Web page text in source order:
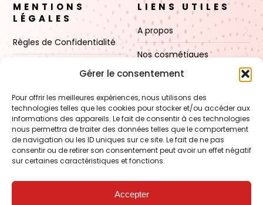
Gérer le consentement
Pour offrir les meilleures expériences, nous utilisons des
technologies telles que les cookies pour stocker et/ou accéder aux
informations des appareils. Le fait de consentir à ces technologies
nous permettra de traiter des données telles que le comportement
de navigation ou les ID uniques sur ce site. Le fait de ne pas
consentir ou de retirer son consentement peut avoir un effet négatif
sur certaines caractéristiques et fonctions.
Accepter
MENTIONS
LÉGALES
Règles de Confidentialité
Politique de cookies (UE)
LIENS UTILES
A propos
Nos cosmétiques
Nos cires
Boutique
Contact
FORMATION – Udef Academy